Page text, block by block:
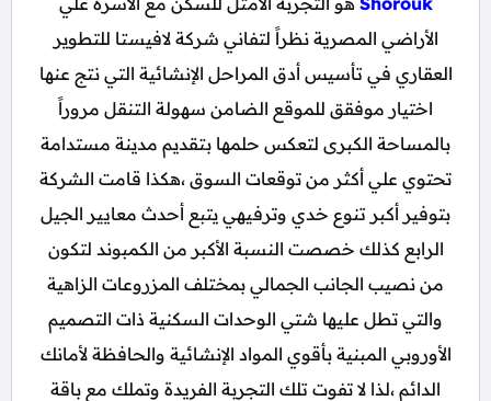
الأراضي المصرية نظراً لتفاني شركة لافيستا للتطوير
العقاري في تأسيس أدق المراحل الإنشائية التي نتج عنها
اختيار موفقق للموقع الضامن سهولة التنقل مروراً
بالمساحة الكبرى لتعكس حلمها بتقديم مدينة مستدامة
تحتوي علي أكثر من توقعات السوق ،هكذا قامت الشركة
بتوفير أكبر تنوع خدي وترفيهي يتبع أحدث معايير الجيل
الرابع كذلك خصصت النسبة الأكبر من الكمبوند لتكون
من نصيب الجانب الجمالي بمختلف المزروعات الزاهية
والتي تطل عليها شتي الوحدات السكنية ذات التصميم
الأوروبي المبنية بأقوي المواد الإنشائية والحافظة لأمانك
الدائم ،لذا لا تفوت تلك التجربة الفريدة وتملك مع باقة